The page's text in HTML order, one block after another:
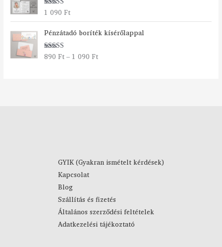
n
y
:
0
Értékelés:
1 090Ft
Pénzátadó boríték kísérőlappal
Értékelés:
890Ft – 1 090Ft
Á
r
a
0
t
1
0
GYIK (Gyakran ismételt kérdések)
Kapcsolat
Blog
Szállítás és fizetés
Általános szerződési feltételek
Adatkezelési tájékoztató